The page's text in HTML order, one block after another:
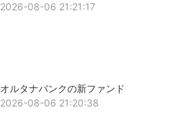
2026-08-06 21:21:17
オルタナバンクの新ファンド
2026-08-06 21:20:38